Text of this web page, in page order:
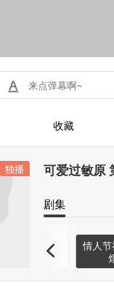
收藏
独播 可爱过敏原
剧集
儿童节祝福·宋
情人节